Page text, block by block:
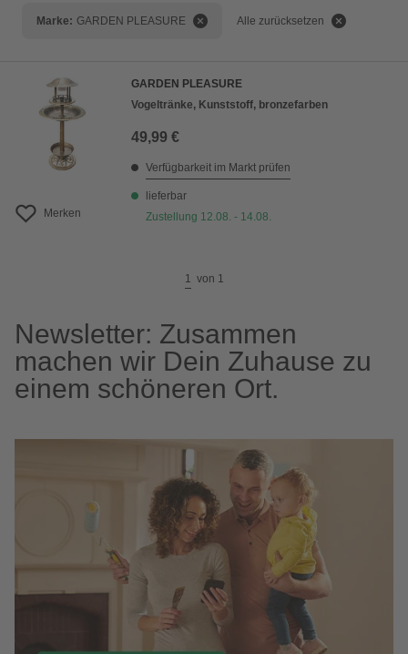
Bewertung
Marke: GARDEN PLEASURE Alle zurücksetzen
Merken
GARDEN PLEASURE
Vogeltränke, Kunststoff, bronzefarben
49,99 €
Verfügbarkeit im Markt prüfen
lieferbar
Zustellung 12.08. - 14.08.
1 von 1
Newsletter: Zusammen
machen wir Dein Zuhause zu
einem schöneren Ort.